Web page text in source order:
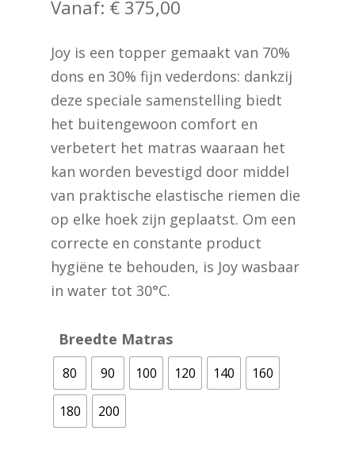
Vanaf: € 375,00
Joy is een topper gemaakt van 70%
dons en 30% fijn vederdons: dankzij
deze speciale samenstelling biedt
het buitengewoon comfort en
verbetert het matras waaraan het
kan worden bevestigd door middel
van praktische elastische riemen die
op elke hoek zijn geplaatst. Om een
correcte en constante product
hygiëne te behouden, is Joy wasbaar
in water tot 30°C.
Breedte Matras
80 90 100 120 140 160
180 200